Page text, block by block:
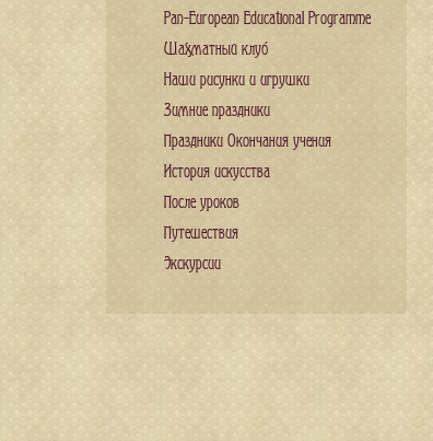
Pan-European Educational Programme
Шахматный клуб
Наши рисунки и игрушки
Зимние праздники
Праздники Окончания учения
История искусства
После уроков
Путешествия
Экскурсии